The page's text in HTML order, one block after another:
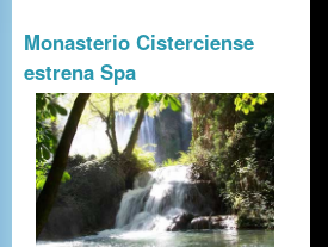
Monasterio Cisterciense
estrena Spa